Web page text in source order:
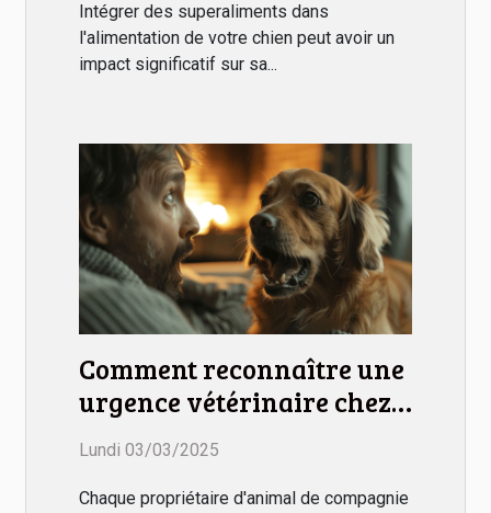
Intégrer des superaliments dans
l'alimentation de votre chien peut avoir un
impact significatif sur sa...
Comment reconnaître une
urgence vétérinaire chez
votre animal
Lundi 03/03/2025
Chaque propriétaire d'animal de compagnie